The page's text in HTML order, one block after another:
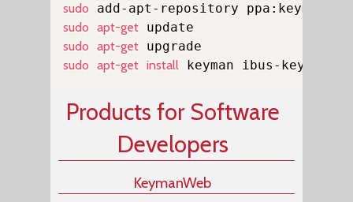
sudo
sudo apt-get
sudo apt-get
sudo apt-get install keyman ibus-keyman
Products for Software
Developers
KeymanWeb